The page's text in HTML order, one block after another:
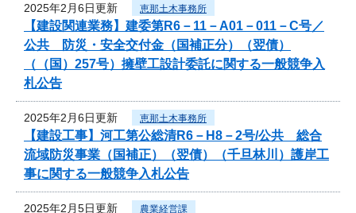
2025年2月6日更新 恵那土木事務所
【建設関連業務】建委第R6－11－A01－011－C号／
公共 防災・安全交付金（国補正分）（翌債）
（（国）257号）擁壁工設計委託に関する一般競争入
札公告
2025年2月6日更新 恵那土木事務所
【建設工事】河工第公総清R6－H8－2号/公共 総合
流域防災事業（国補正）（翌債）（千旦林川）護岸工
事に関する一般競争入札公告
2025年2月5日更新 農業経営課